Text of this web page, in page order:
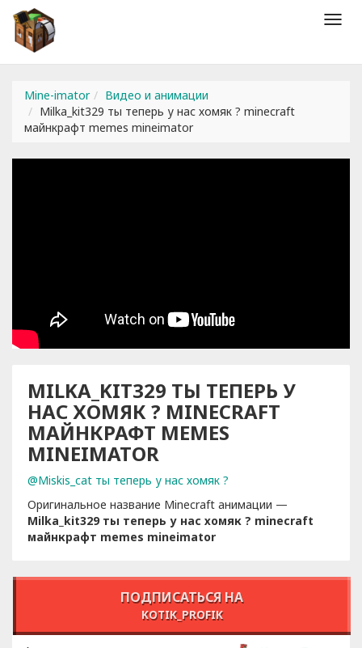
Mine-imator
Видео и анимации
Milka_kit329 ты теперь у нас хомяк ? minecraft
майнкрафт memes mineimator
MILKA_KIT329 ТЫ ТЕПЕРЬ У
НАС ХОМЯК ? MINECRAFT
МАЙНКРАФТ MEMES
MINEIMATOR
@Miskis_cat ты теперь у нас хомяк ?
Оригинальное название Minecraft анимации —
Milka_kit329 ты теперь у нас хомяк ? minecraft
майнкрафт memes mineimator
ПОДПИСАТЬСЯ НА
KOTIK_PROFIK